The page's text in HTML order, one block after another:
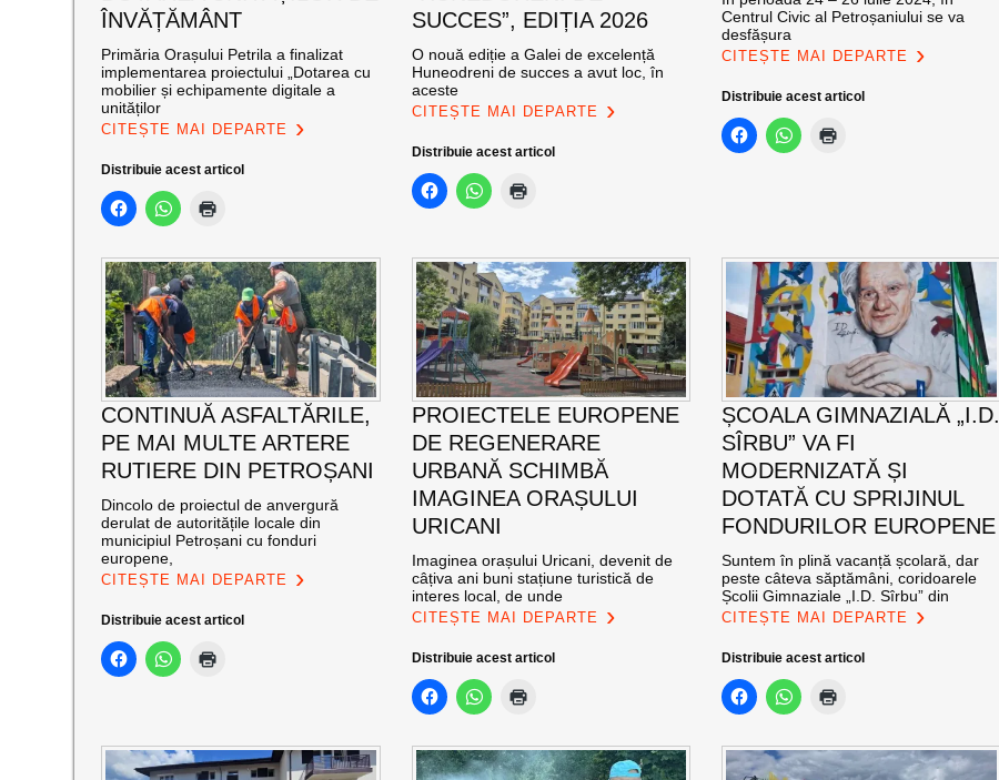
ÎNVĂȚĂMÂNT
Primăria Orașului Petrila a finalizat
implementarea proiectului „Dotarea cu
mobilier și echipamente digitale a
unităților
CITEȘTE MAI DEPARTE
Distribuie acest articol
SUCCES”, EDIȚIA 2026
O nouă ediție a Galei de excelență
Huneodreni de succes a avut loc, în
aceste
CITEȘTE MAI DEPARTE
Distribuie acest articol
Centrul Civic al Petroșaniului se va
desfășura
CITEȘTE MAI DEPARTE
Distribuie acest articol
CONTINUĂ ASFALTĂRILE,
PE MAI MULTE ARTERE
RUTIERE DIN PETROȘANI
Dincolo de proiectul de anvergură
derulat de autoritățile locale din
municipiul Petroșani cu fonduri
europene,
CITEȘTE MAI DEPARTE
Distribuie acest articol
PROIECTELE EUROPENE
DE REGENERARE
URBANĂ SCHIMBĂ
IMAGINEA ORAȘULUI
URICANI
Imaginea orașului Uricani, devenit de
câțiva ani buni stațiune turistică de
interes local, de unde
CITEȘTE MAI DEPARTE
Distribuie acest articol
ȘCOALA GIMNAZIALĂ „I.D.
SÎRBU” VA FI
MODERNIZATĂ ȘI
DOTATĂ CU SPRIJINUL
FONDURILOR EUROPENE
Suntem în plină vacanță școlară, dar
peste câteva săptămâni, coridoarele
Școlii Gimnaziale „I.D. Sîrbu” din
CITEȘTE MAI DEPARTE
Distribuie acest articol